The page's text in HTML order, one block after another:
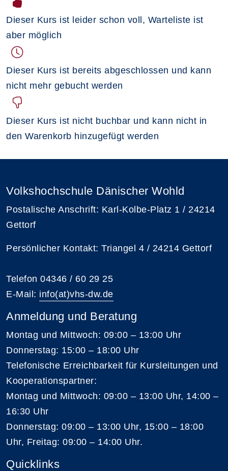
Dieser Kurs ist leider schon voll, Warteliste ist
aber möglich
Dieser Kurs ist bereits abgeschlossen und kann
nicht mehr gebucht werden
Dieser Kurs ist nicht buchbar und kann nicht in
den Warenkorb hinzugefügt werden
Volkshochschule Dänischer Wohld
Postalische Anschrift: Karl-Kolbe-Platz 1 / 24214
Gettorf
Persönlicher Kontakt: Triangel 4 / 24214 Gettorf
Telefon 04346 / 60 29 25
E-Mail: info(at)vhs-dw.de
Anmeldung und Beratung
Montag und Mittwoch: 09:00 – 13:00 Uhr
Donnerstag: 15:00 – 18:00 Uhr
Telefonische Erreichbarkeit für Kursleitungen und
Kooperationspartner:
Montag und Mittwoch: 09:00 – 13:00 Uhr, 14:00 –
16:30 Uhr
Donnerstag: 09:00 – 13:00 Uhr, 15:00 – 18:00
Uhr, Freitag: 09:00 – 14:00 Uhr.
Quicklinks